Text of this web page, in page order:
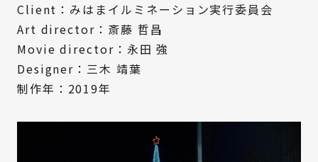
Client：みはまイルミネーション実行委員会
Art director：斎藤 哲昌
Movie director：永田 強
Designer：三木 靖葉
制作年：2019年